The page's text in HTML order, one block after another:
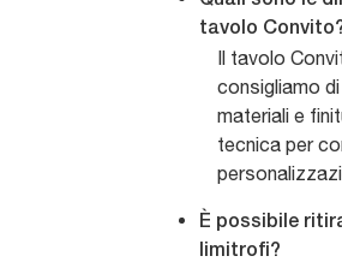
tavolo
Il tavolo
consigliamo
materiali e
tecnica per
È possibile
limitrofi?